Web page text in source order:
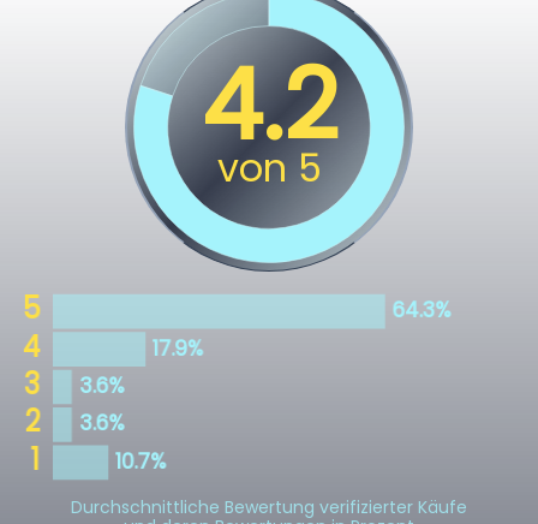
Durchschnittliche Bewertung verifizierter Käufe